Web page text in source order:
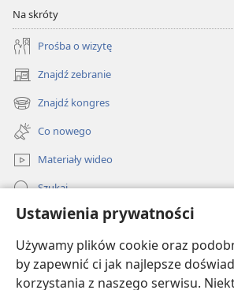
Ustawienia prywatności
Używamy plików cookie oraz
by zapewnić ci jak najlepsze
korzystania z naszego serwisu.
Na skróty
Prośba o wizytę
Znajdź zebranie
(opens
new
window)
Znajdź kongres
(opens
new
window)
Co nowego
Materiały wideo
Szukaj
Pomoc
Darowizny
(opens
new